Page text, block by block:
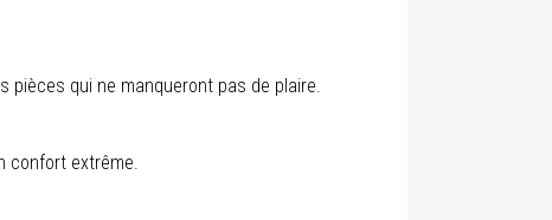
pièces qui ne manqueront pas de plaire.
confort extrême.